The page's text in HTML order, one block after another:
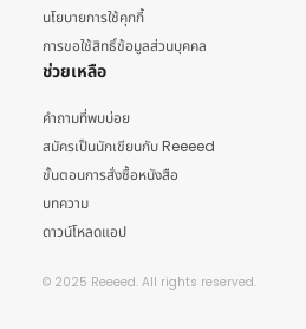
นโยบายการใช้คุกกี้
การขอใช้สิทธิ์ข้อมูลส่วนบุคคล
ช่วยเหลือ
คำถามที่พบบ่อย
สมัครเป็นนักเขียนกับ Reeeed
ขั้นตอนการสั่งซื้อหนังสือ
บทความ
ดาวน์โหลดแอป
© 2025 Reeeed. All rights reserved.